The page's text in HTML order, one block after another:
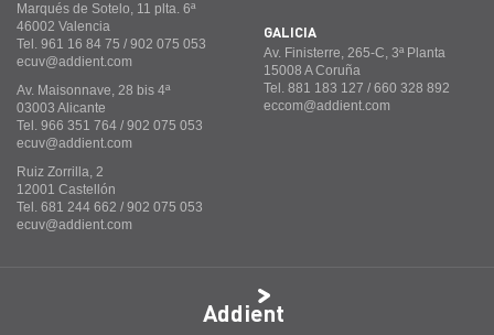
Marqués de Sotelo, 11 plta. 6ª
46002 Valencia
Tel. 961 16 84 75 / 902 075 053
ecuv@addient.com
Av. Maisonnave, 28 bis 4ª
03003 Alicante
Tel. 966 351 764 / 902 075 053
ecuv@addient.com
Ruiz Zorrilla, 2
12001 Castellón
Tel. 681 244 662 / 902 075 053
ecuv@addient.com
GALICIA
Av. Finisterre, 265-C, 3ª Planta
15008 A Coruña
Tel. 881 183 127 / 660 328 892
eccom@addient.com
Addient